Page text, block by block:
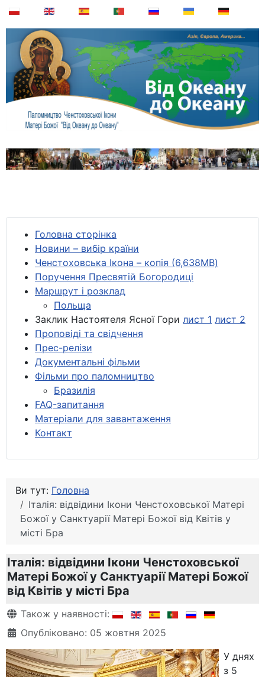
Головна сторінка
Новини – вибір країни
Ченстоховська Ікона – копія (6,638MB)
Поручення Пресвятій Богородиці
Маршрут і розклад
Польща
Заклик Настоятеля Ясної Гори лист 1 лист 2
Проповіді та свідчення
Прес-релізи
Документальні фільми
Фільми про паломництво
Бразилія
FAQ-запитання
Матеріали для завантаження
Контакт
Ви тут: Головна
Італія: відвідини Ікони Ченстоховської Матері
Божої у Санктуарії Матері Божої від Квітів у
місті Бра
Італія: відвідини Ікони Ченстоховської
Матері Божої у Санктуарії Матері Божої
від Квітів у місті Бра
Деталі
Також у наявності:
Опубліковано: 05 жовтня 2025
У днях
з 5